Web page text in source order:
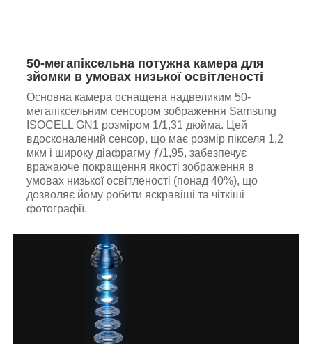
50-мегапіксельна потужна камера для
зйомки в умовах низької освітленості
Основна камера оснащена надвеликим 50-
мегапіксельним сенсором зображення Samsung
ISOCELL GN1 розміром 1/1,31 дюйма. Цей
вдосконалений сенсор, що має розмір пікселя 1,2
мкм і широку діафрагму ƒ/1,95, забезпечує
вражаюче покращення якості зображення в
умовах низької освітленості (понад 40%), що
дозволяє йому робити яскравіші та чіткіші
фотографії.